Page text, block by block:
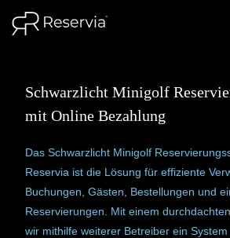
Schwarzlicht Minigolf
mit Online Bezahlung
Das Schwarzlicht Minigolf
Reservia ist die Lösung für effiziente
Buchungen, Gästen, Bestellungen und
Reservierungen. Mit einem
wir mithilfe weiterer Betreiber ein System